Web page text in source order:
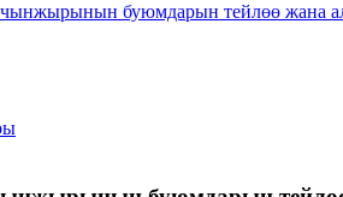
чынжырынын буюмдарын тейлөө жана